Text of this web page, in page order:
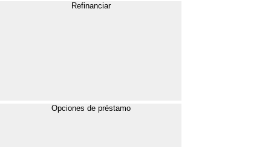
Refinanciar
Opciones de préstamo